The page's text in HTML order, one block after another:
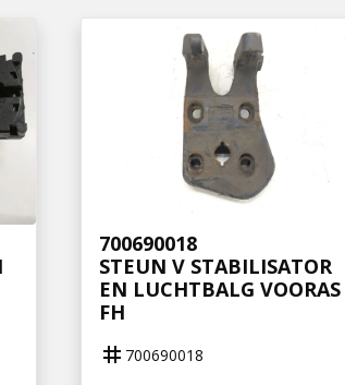
700690018
STEUN V STABILISATOR
EN LUCHTBALG VOORAS
FH
tag 700690018